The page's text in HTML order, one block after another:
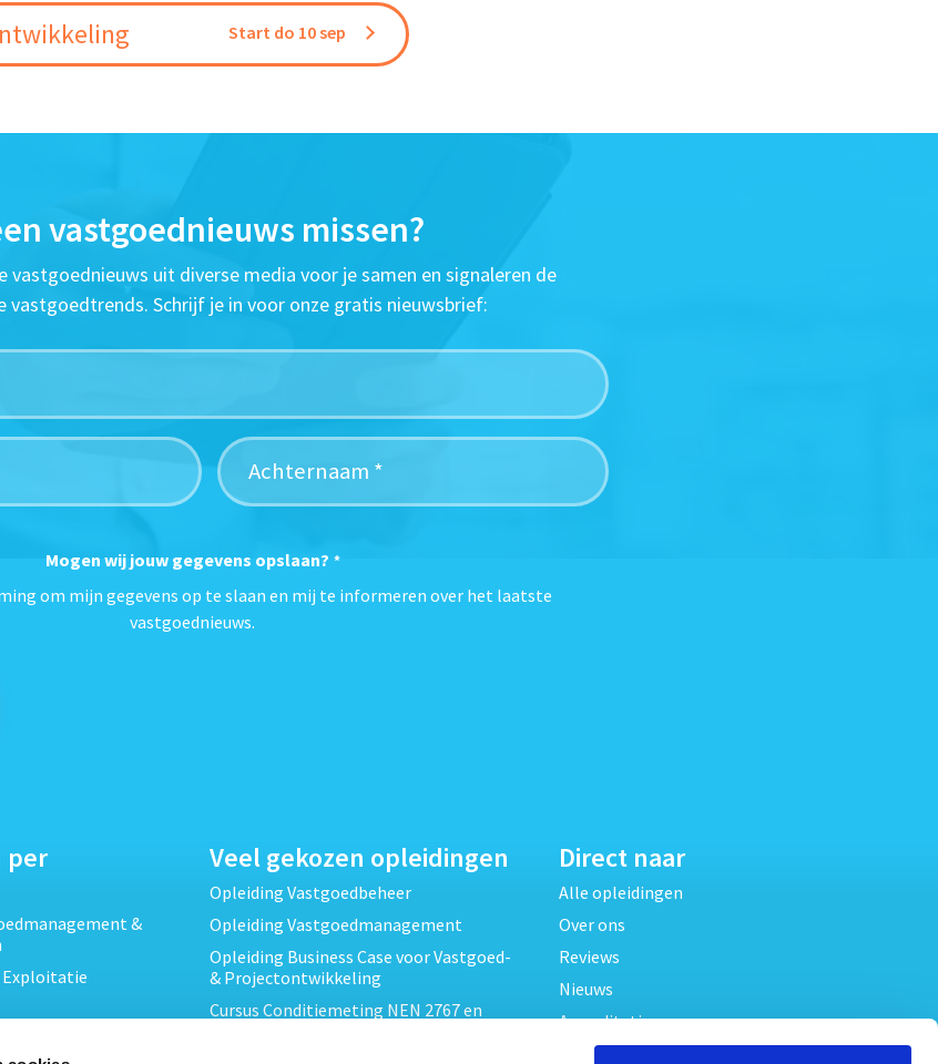
Start do 10 sep
vastgoednieuws missen?
vastgoednieuws uit diverse media voor je samen en signaleren de
vastgoedtrends. Schrijf je in voor onze gratis nieuwsbrief:
Mogen wij jouw gegevens opslaan? *
om mijn gegevens op te slaan en mij te informeren over het laatste
vastgoednieuws.
per
&
Exploitatie
Veel gekozen opleidingen
Opleiding Vastgoedbeheer
Opleiding Vastgoedmanagement
Opleiding Business Case voor Vastgoed-
& Projectontwikkeling
Cursus Conditiemeting NEN 2767 en
Direct naar
Alle opleidingen
Over ons
Reviews
Nieuws
Accreditaties